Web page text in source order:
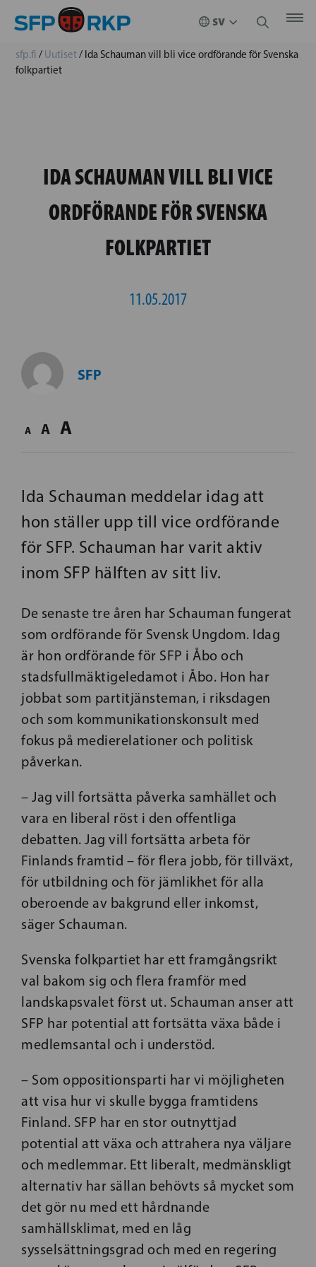
sfp.fi / Uutiset/ Ida Schauman vill bli vice ordförande för Svenska
folkpartiet
IDA SCHAUMAN VILL BLI VICE
ORDFÖRANDE FÖR SVENSKA
FOLKPARTIET
11.05.2017
SFP
A A A
Ida Schauman meddelar idag att
hon ställer upp till vice ordförande
för SFP. Schauman har varit aktiv
inom SFP hälften av sitt liv.
De senaste tre åren har Schauman fungerat
som ordförande för Svensk Ungdom. Idag
är hon ordförande för SFP i Åbo och
stadsfullmäktigeledamot i Åbo. Hon har
jobbat som partitjänsteman, i riksdagen
och som kommunikationskonsult med
fokus på medierelationer och politisk
påverkan.
– Jag vill fortsätta påverka samhället och
vara en liberal röst i den offentliga
debatten. Jag vill fortsätta arbeta för
Finlands framtid – för flera jobb, för tillväxt,
för utbildning och för jämlikhet för alla
oberoende av bakgrund eller inkomst,
säger Schauman.
Svenska folkpartiet har ett framgångsrikt
val bakom sig och flera framför med
landskapsvalet först ut. Schauman anser att
SFP har potential att fortsätta växa både i
medlemsantal och i understöd.
– Som oppositionsparti har vi möjligheten
att visa hur vi skulle bygga framtidens
Finland. SFP har en stor outnyttjad
potential att växa och attrahera nya väljare
och medlemmar. Ett liberalt, medmänskligt
alternativ har sällan behövts så mycket som
det gör nu med ett hårdnande
samhällsklimat, med en låg
sysselsättningsgrad och med en regering